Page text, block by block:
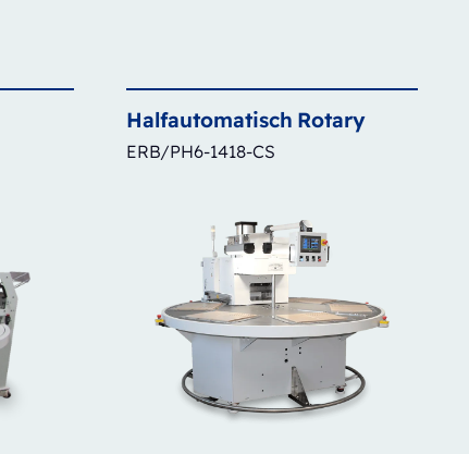
Halfautomatisch Rotary
ERB/PH6-1418-CS